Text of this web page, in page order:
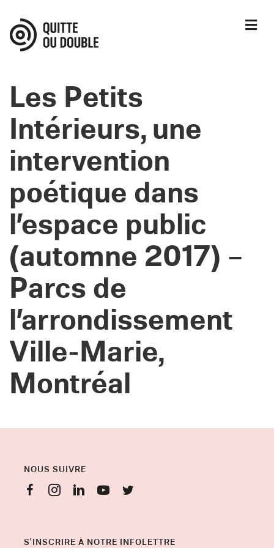
Les Petits
Intérieurs, une
intervention
poétique dans
l’espace public
(automne 2017) –
Parcs de
l’arrondissement
Ville-Marie,
Montréal
NOUS SUIVRE
S'INSCRIRE À NOTRE INFOLETTRE